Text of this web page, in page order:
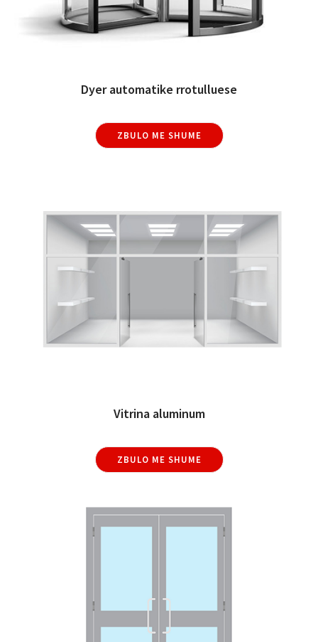
Dyer automatike rrotulluese
ZBULO ME SHUME
Vitrina aluminum
ZBULO ME SHUME